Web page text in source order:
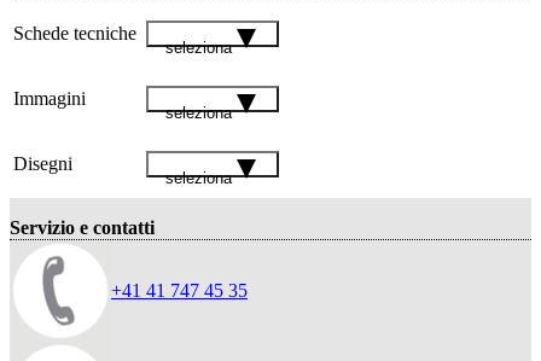
Schede tecniche
seleziona
Immagini
seleziona
Disegni
seleziona
Servizio e contatti
+41 41 747 45 35